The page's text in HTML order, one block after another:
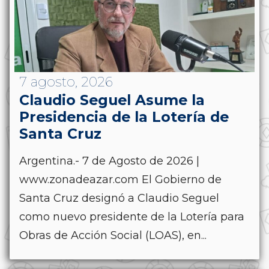
7 agosto, 2026
Claudio Seguel Asume la
Presidencia de la Lotería de
Santa Cruz
Argentina.- 7 de Agosto de 2026 |
www.zonadeazar.com El Gobierno de
Santa Cruz designó a Claudio Seguel
como nuevo presidente de la Lotería para
Obras de Acción Social (LOAS), en...